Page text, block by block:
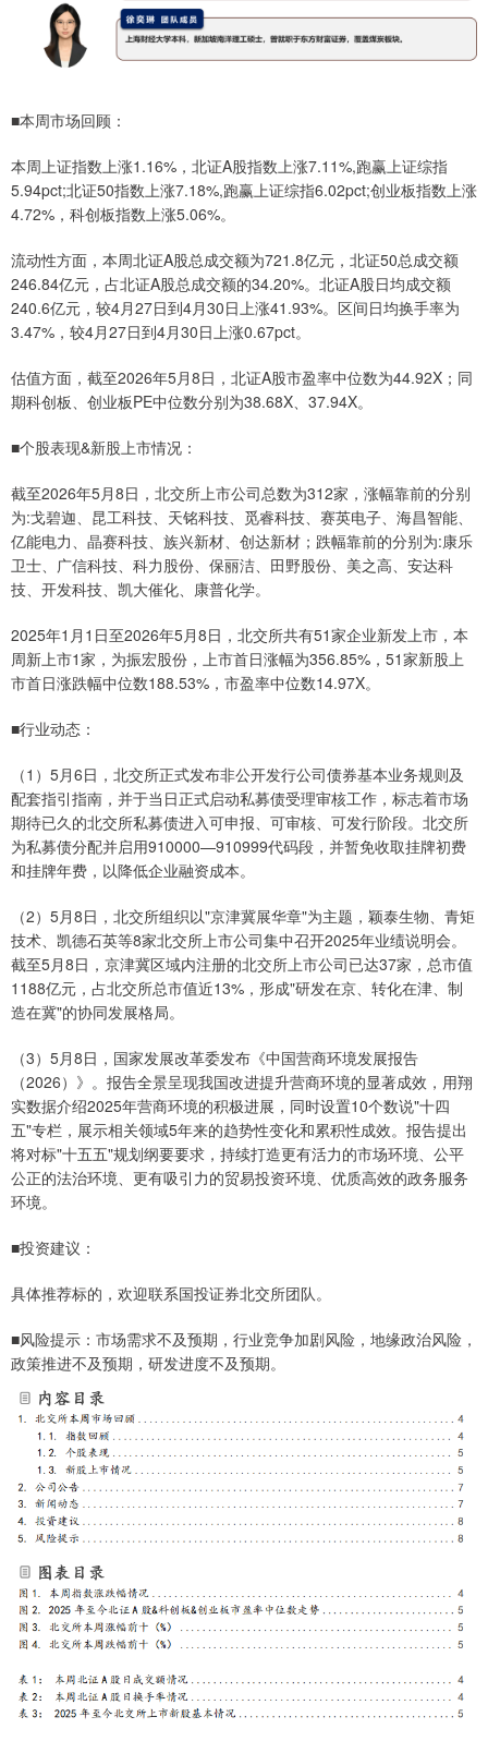
■本周市场回顾：
本周上证指数上涨1.16%，北证A股指数上涨7.11%,跑赢上证综指
5.94pct;北证50指数上涨7.18%,跑赢上证综指6.02pct;创业板指数上涨
4.72%，科创板指数上涨5.06%。
流动性方面，本周北证A股总成交额为721.8亿元，北证50总成交额
246.84亿元，占北证A股总成交额的34.20%。北证A股日均成交额
240.6亿元，较4月27日到4月30日上涨41.93%。区间日均换手率为
3.47%，较4月27日到4月30日上涨0.67pct。
估值方面，截至2026年5月8日，北证A股市盈率中位数为44.92X；同
期科创板、创业板PE中位数分别为38.68X、37.94X。
■个股表现&新股上市情况：
截至2026年5月8日，北交所上市公司总数为312家，涨幅靠前的分别
为:戈碧迦、昆工科技、天铭科技、觅睿科技、赛英电子、海昌智能、
亿能电力、晶赛科技、族兴新材、创达新材；跌幅靠前的分别为:康乐
卫士、广信科技、科力股份、保丽洁、田野股份、美之高、安达科
技、开发科技、凯大催化、康普化学。
2025年1月1日至2026年5月8日，北交所共有51家企业新发上市，本
周新上市1家，为振宏股份，上市首日涨幅为356.85%，51家新股上
市首日涨跌幅中位数188.53%，市盈率中位数14.97X。
■行业动态：
（1）5月6日，北交所正式发布非公开发行公司债券基本业务规则及
配套指引指南，并于当日正式启动私募债受理审核工作，标志着市场
期待已久的北交所私募债进入可申报、可审核、可发行阶段。北交所
为私募债分配并启用910000—910999代码段，并暂免收取挂牌初费
和挂牌年费，以降低企业融资成本。
（2）5月8日，北交所组织以"京津冀展华章"为主题，颖泰生物、青矩
技术、凯德石英等8家北交所上市公司集中召开2025年业绩说明会。
截至5月8日，京津冀区域内注册的北交所上市公司已达37家，总市值
1188亿元，占北交所总市值近13%，形成"研发在京、转化在津、制
造在冀"的协同发展格局。
（3）5月8日，国家发展改革委发布《中国营商环境发展报告
（2026）》。报告全景呈现我国改进提升营商环境的显著成效，用翔
实数据介绍2025年营商环境的积极进展，同时设置10个数说"十四
五"专栏，展示相关领域5年来的趋势性变化和累积性成效。报告提出
将对标"十五五"规划纲要要求，持续打造更有活力的市场环境、公平
公正的法治环境、更有吸引力的贸易投资环境、优质高效的政务服务
环境。
■投资建议：
具体推荐标的，欢迎联系国投证券北交所团队。
■风险提示：市场需求不及预期，行业竞争加剧风险，地缘政治风险，
政策推进不及预期，研发进度不及预期。